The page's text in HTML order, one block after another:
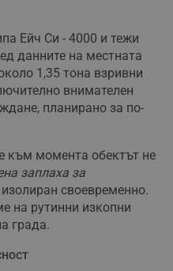
Ейч Си - 4000 и тежи
данните на местната
1,35 тона взривни
внимателен
планирано за по-
към момента обектът не
заплаха за
своевременно.
на рутинни изкопни
града.